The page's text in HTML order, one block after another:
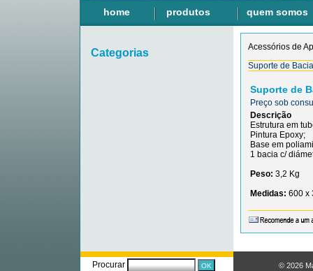
home produtos quem somos
Categorias
Acessórios de
Suporte de
Suporte de
Preço sob
Descrição
Estrutura em
Pintura Epoxy;
Base em
1 bacia c/
Peso: 3,2 Kg
Medidas: 600 x
© 2026
Procurar